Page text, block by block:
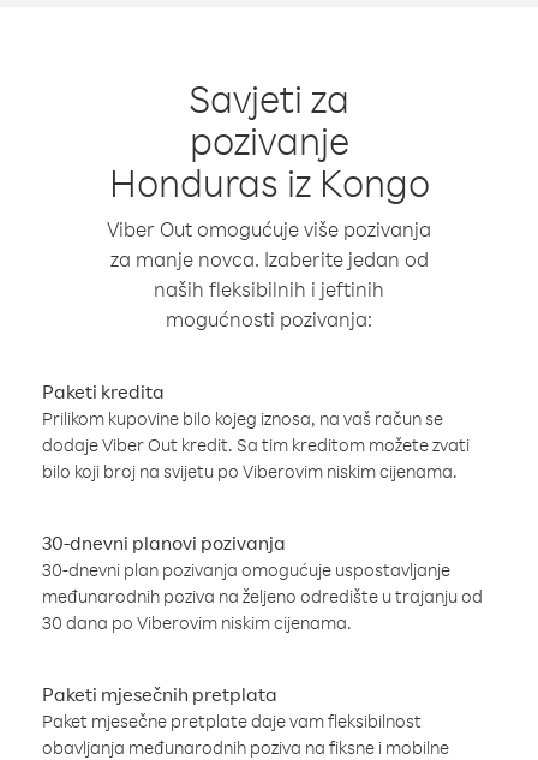
Savjeti za
pozivanje
Honduras iz Kongo
Viber Out omogućuje više pozivanja
za manje novca. Izaberite jedan od
naših fleksibilnih i jeftinih
mogućnosti pozivanja:
Paketi kredita
Prilikom kupovine bilo kojeg iznosa, na vaš račun se
dodaje Viber Out kredit. Sa tim kreditom možete zvati
bilo koji broj na svijetu po Viberovim niskim cijenama.
30-dnevni planovi pozivanja
30-dnevni plan pozivanja omogućuje uspostavljanje
međunarodnih poziva na željeno odredište u trajanju od
30 dana po Viberovim niskim cijenama.
Paketi mjesečnih pretplata
Paket mjesečne pretplate daje vam fleksibilnost
obavljanja međunarodnih poziva na fiksne i mobilne